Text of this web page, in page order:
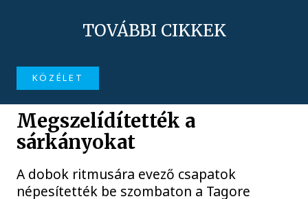
TOVÁBBI CIKKEK
KÖZÉLET
Megszelídítették a
sárkányokat
A dobok ritmusára evező csapatok
népesítették be szombaton a Tagore